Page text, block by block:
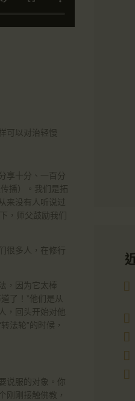
可以对治轻慢
享十分、一百分
播）。我们是拓
来没有人听说过
，师父鼓励我们
很多人，在修行
，因为它太棒
了！”他们是从
，回头开始对他
法轮”的时候，
说服的对象。你
刚刚接触佛教，